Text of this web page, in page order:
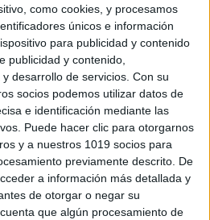
como cookies, y procesamos
únicos e información
para publicidad y contenido
publicidad y contenido,
desarrollo de servicios. Con su
socios podemos utilizar datos de
e identificación mediante las
Puede hacer clic para otorgarnos
y a nuestros 1019 socios para
previamente descrito. De
a información más detallada y
de otorgar o negar su
que algún procesamiento de
didácticos: Categorías
también conocidas como
elementos fundamentales del
construcción de oraciones y
Entre las categorías